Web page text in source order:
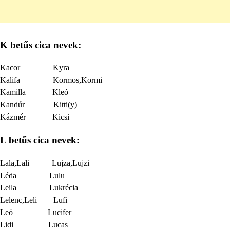
K betűs cica nevek:
Kacor Kyra
Kalifa Kormos,Kormi
Kamilla Kleó
Kandúr Kitti(y)
Kázmér Kicsi
L betűs cica nevek:
Lala,Lali Lujza,Lujzi
Léda Lulu
Leila Lukrécia
Lelenc,Leli Lufi
Leó Lucifer
Lidi Lucas